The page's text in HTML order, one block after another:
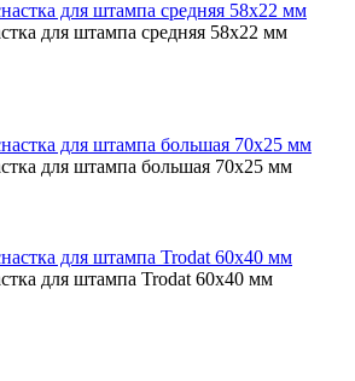
для штампа средняя 58х22 мм
для штампа большая 70х25 мм
для штампа Trodat 60х40 мм